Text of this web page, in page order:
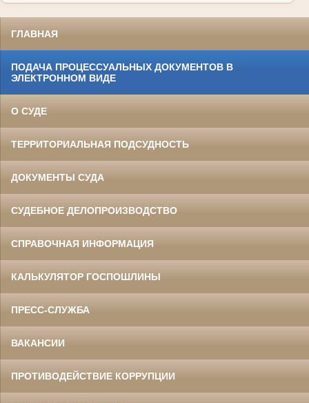
ГЛАВНАЯ
ПОДАЧА ПРОЦЕССУАЛЬНЫХ ДОКУМЕНТОВ В
ЭЛЕКТРОННОМ ВИДЕ
О СУДЕ
ТЕРРИТОРИАЛЬНАЯ ПОДСУДНОСТЬ
ДОКУМЕНТЫ СУДА
СУДЕБНОЕ ДЕЛОПРОИЗВОДСТВО
СПРАВОЧНАЯ ИНФОРМАЦИЯ
КАЛЬКУЛЯТОР ГОСПОШЛИНЫ
ПРЕСС-СЛУЖБА
ВАКАНСИИ
ПРОТИВОДЕЙСТВИЕ КОРРУПЦИИ